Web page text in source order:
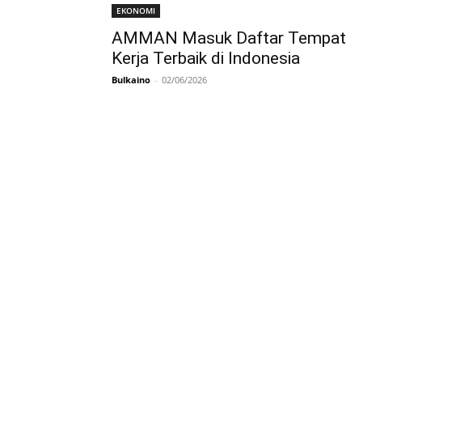
EKONOMI
AMMAN Masuk Daftar Tempat
Kerja Terbaik di Indonesia
Bulkaino - 02/06/2026